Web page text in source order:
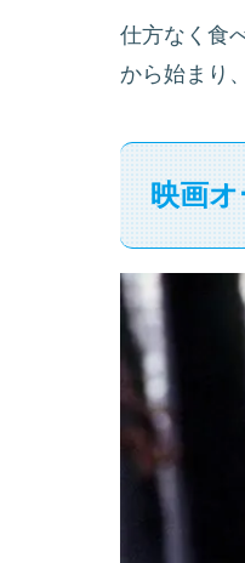
仕方なく食
から始まり
映画